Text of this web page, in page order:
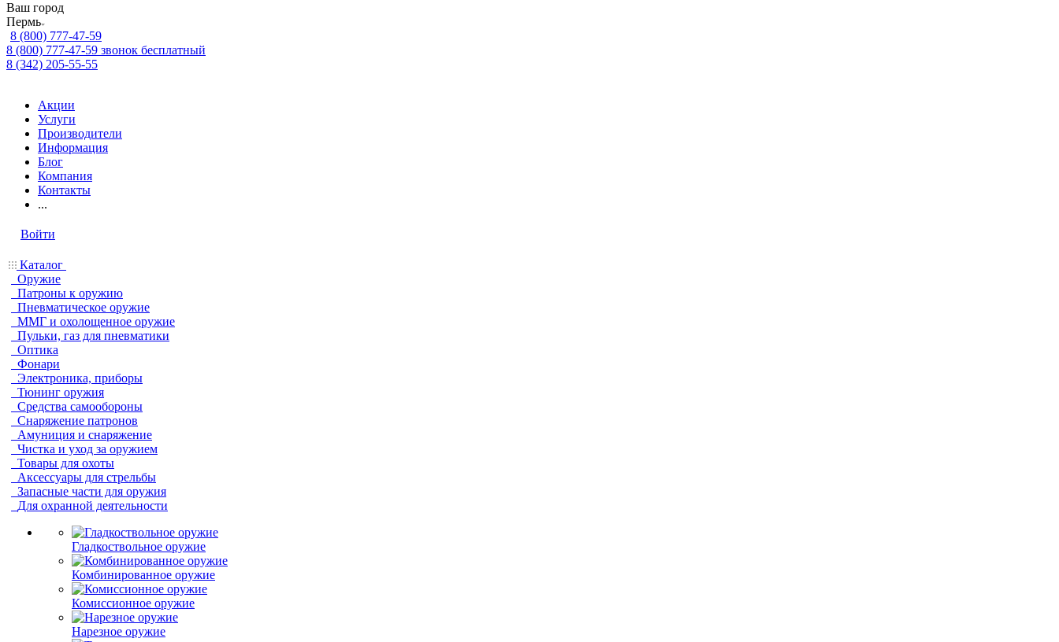
Ваш город
Пермь
8 (800) 777-47-59
8 (800) 777-47-59 звонок бесплатный
8 (342) 205-55-55
Акции
Услуги
Производители
Информация
Блог
Компания
Контакты
...
Войти
Каталог
Оружие
Патроны к оружию
Пневматическое оружие
ММГ и охолощенное оружие
Пульки, газ для пневматики
Оптика
Фонари
Электроника, приборы
Тюнинг оружия
Средства самообороны
Снаряжение патронов
Амуниция и снаряжение
Чистка и уход за оружием
Товары для охоты
Аксессуары для стрельбы
Запасные части для оружия
Для охранной деятельности
Гладкоствольное оружие
Комбинированное оружие
Комиссионное оружие
Нарезное оружие